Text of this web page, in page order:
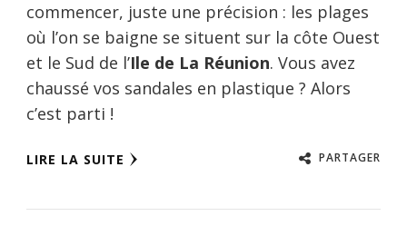
commencer, juste une précision : les plages
où l’on se baigne se situent sur la côte Ouest
et le Sud de l’Ile de La Réunion. Vous avez
chaussé vos sandales en plastique ? Alors
c’est parti !
LIRE LA SUITE PARTAGER